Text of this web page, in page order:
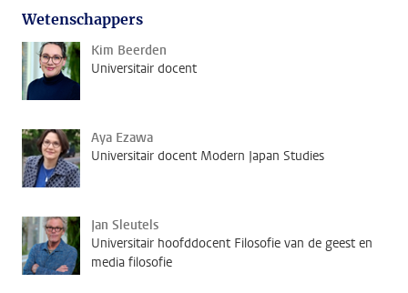
Wetenschappers
Kim Beerden
Universitair docent
Aya Ezawa
Universitair docent Modern Japan Studies
Jan Sleutels
Universitair hoofddocent Filosofie van de geest en
media filosofie